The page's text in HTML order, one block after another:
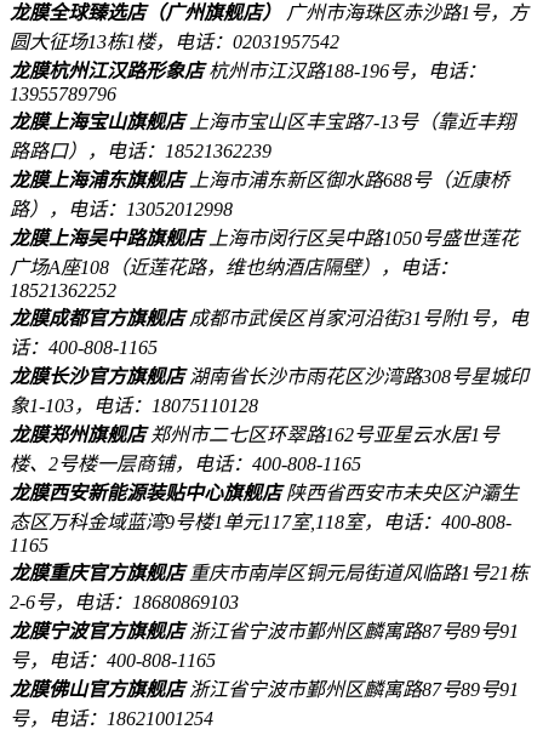
龙膜全球臻选店（广州旗舰店）
广州市海珠区赤沙路1号，方
圆大征场13栋1楼，电话：02031957542
龙膜杭州江汉路形象店杭州市江汉路188-196号，电话：
13955789796
龙膜上海宝山旗舰店 上海市宝山区丰宝路7-13号（靠近丰翔
路路口），电话：18521362239
龙膜上海浦东旗舰店 上海市浦东新区御水路688号（近康桥
路），电话：13052012998
龙膜上海吴中路旗舰店 上海市闵行区吴中路1050号盛世莲花
广场A座108（近莲花路，维也纳酒店隔壁），电话：
18521362252
龙膜成都官方旗舰店成都市武侯区肖家河沿街31号附1号，电
话：400-808-1165
龙膜长沙官方旗舰店湖南省长沙市雨花区沙湾路308号星城印
象1-103，电话：18075110128
龙膜郑州旗舰店郑州市二七区环翠路162号亚星云水居1号
楼、2号楼一层商铺，电话：400-808-1165
龙膜西安新能源装贴中心旗舰店陕西省西安市未央区沪灞生
态区万科金域蓝湾9号楼1单元117室,118室，电话：400-808-
1165
龙膜重庆官方旗舰店重庆市南岸区铜元局街道风临路1号21栋
2-6号，电话：18680869103
龙膜宁波官方旗舰店浙江省宁波市鄞州区麟寓路87号89号91
号，电话：400-808-1165
龙膜佛山官方旗舰店浙江省宁波市鄞州区麟寓路87号89号91
号，电话：18621001254